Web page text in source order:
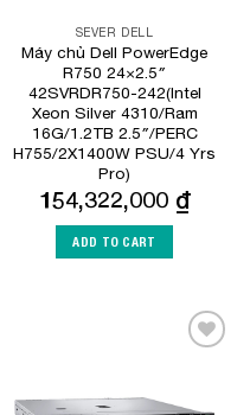
SEVER DELL
Máy chủ Dell PowerEdge
R750 24×2.5″
42SVRDR750-242(Intel
Xeon Silver 4310/Ram
16G/1.2TB 2.5″/PERC
H755/2X1400W PSU/4 Yrs
Pro)
154,322,000 ₫
ADD TO CART